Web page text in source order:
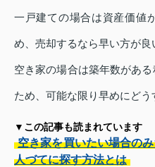
一戸建ての場合は資産価値
め、売却するなら早い方が良
空き家の場合は築年数があ
ため、可能な限り早めにどう
▼この記事も読まれています
空き家を買いたい場合の
人づてに探す方法とは